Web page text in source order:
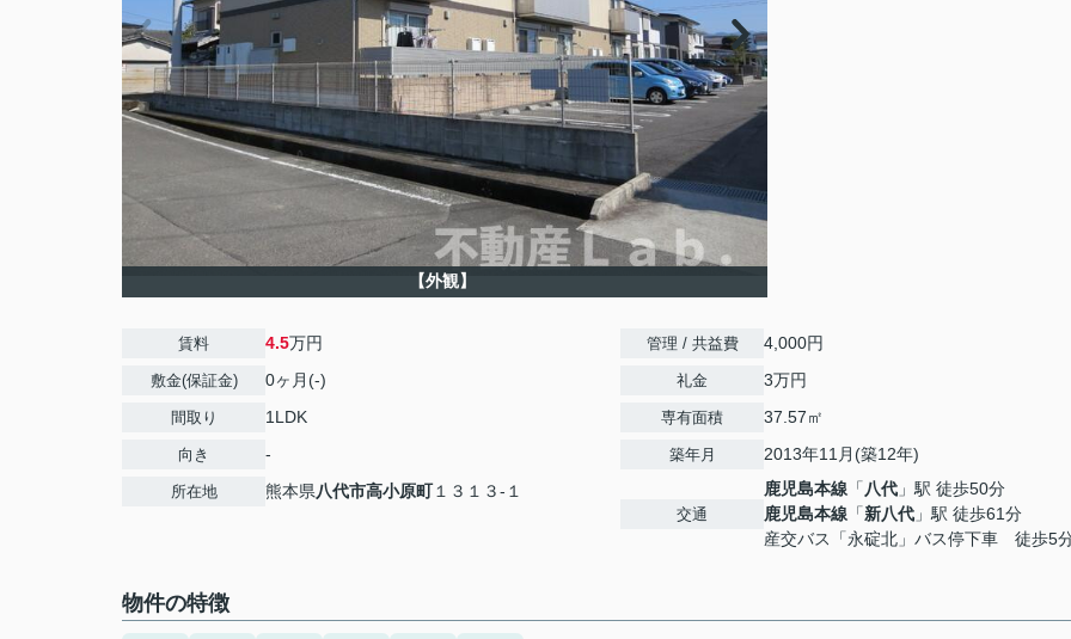
【外観】
賃料 4.5万円
敷金(保証金) 0ヶ月(-)
間取り 1LDK
向き -
所在地 熊本県八代市高小原町１３１３-１
管理 / 共益費 4,000円
礼金 3万円
専有面積 37.57㎡
築年月 2013年11月(築12年)
交通
鹿児島本線 「八代 」駅 徒歩50分
鹿児島本線 「新八代 」駅 徒歩61分
産交バス「永碇北」バス停下車 徒歩5
物件の特徴